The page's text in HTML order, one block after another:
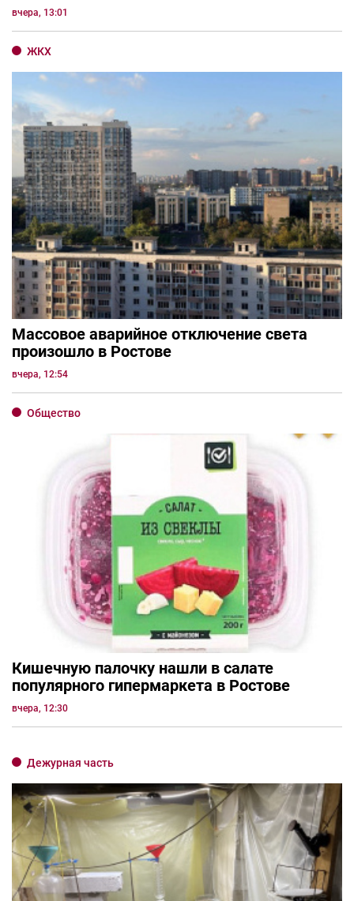
вчера, 13:01
ЖКХ
Массовое аварийное отключение света
произошло в Ростове
вчера, 12:54
Общество
Кишечную палочку нашли в салате
популярного гипермаркета в Ростове
вчера, 12:30
Дежурная часть